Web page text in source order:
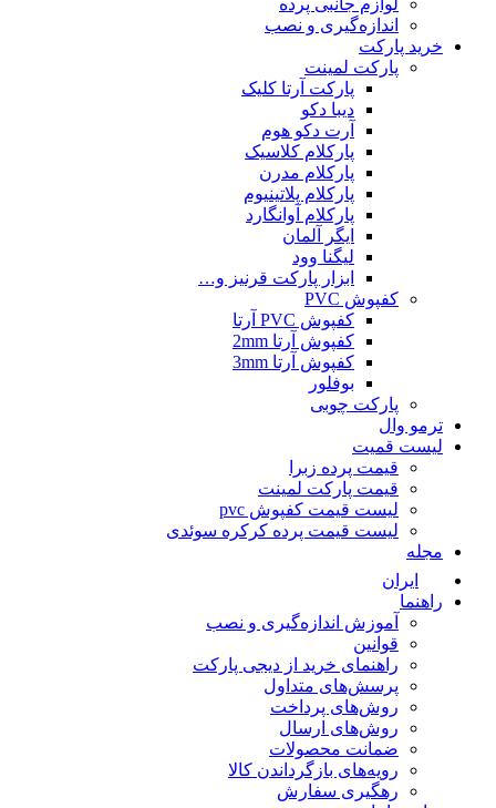
لوازم جانبی پرده
اندازه‌گیری و نصب
خرید پارکت
پارکت لمینت
پارکت آرتا کلیک
دیبا دکو
آرت دکو هوم
پارکلام کلاسیک
پارکلام مدرن
پارکلام پلاتینیوم
پارکلام آوانگارد
ایگر آلمان
لیگنا وود
ابزار پارکت قرنیز و…
کفپوش PVC
کفپوش PVC آرتا
کفپوش آرتا 2mm
کفپوش آرتا 3mm
بوفلور
پارکت چوبی
ترمو وال
لیست قمیت
قیمت پرده زبرا
قیمت پارکت لمینت
لیست قیمت کفپوش pvc
لیست قیمت پرده کرکره سوئدی
مجله
ایران
راهنما
آموزش اندازه‌گیری و نصب
قوانین
راهنمای خرید از دیجی پارکت
پرسش‌های متداول
روش‌های پرداخت
روش‌های ارسال
ضمانت محصولات
رویه‌های بازگرداندن کالا
رهگیری سفارش